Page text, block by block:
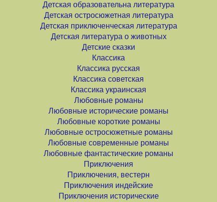
Детская образовательна литература
Детская остросюжетная литература
Детская приключенческая литература
Детская литература о животных
Детские сказки
Классика
Классика русская
Классика советская
Классика украинская
Любовные романы
Любовные исторические романы
Любовные короткие романы
Любовные остросюжетные романы
Любовные современные романы
Любовные фантастические романы
Приключения
Приключения, вестерн
Приключения индейские
Приключения исторические